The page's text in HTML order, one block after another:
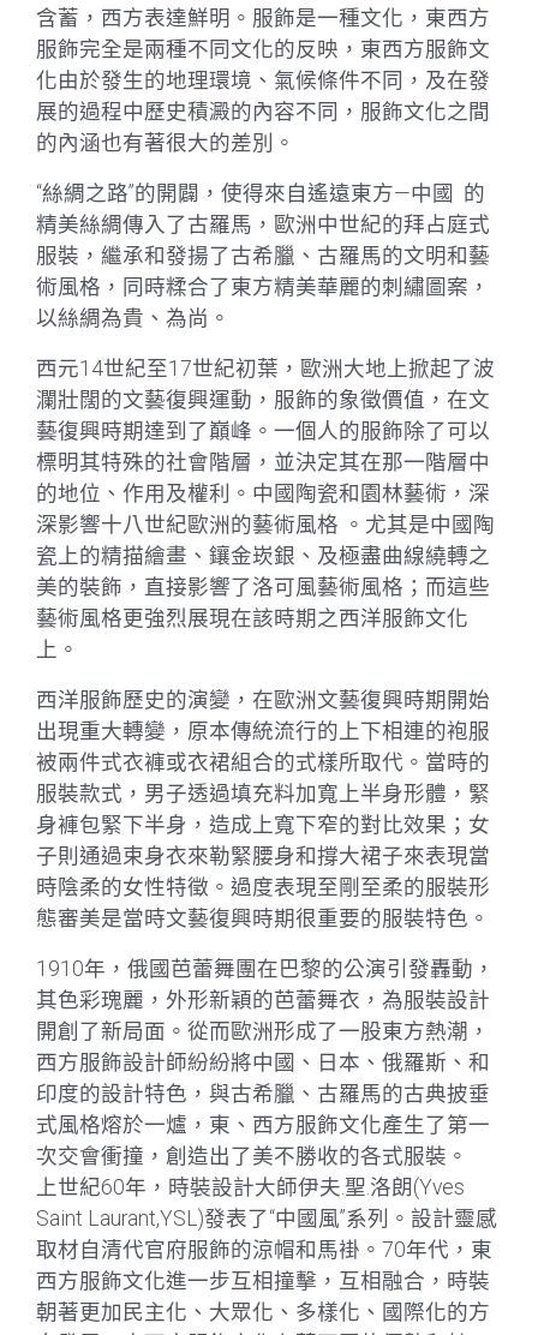
含蓄，西方表達鮮明。服飾是一種文化，東西方
服飾完全是兩種不同文化的反映，東西方服飾文
化由於發生的地理環境、氣候條件不同，及在發
展的過程中歷史積澱的內容不同，服飾文化之間
的內涵也有著很大的差別。
“絲綢之路”的開闢，使得來自遙遠東方—中國 的
精美絲綢傳入了古羅馬，歐洲中世紀的拜占庭式
服裝，繼承和發揚了古希臘、古羅馬的文明和藝
術風格，同時糅合了東方精美華麗的刺繡圖案，
以絲綢為貴、為尚。
西元14世紀至17世紀初葉，歐洲大地上掀起了波
瀾壯闊的文藝復興運動，服飾的象徵價值，在文
藝復興時期達到了巔峰。一個人的服飾除了可以
標明其特殊的社會階層，並決定其在那一階層中
的地位、作用及權利。中國陶瓷和園林藝術，深
深影響十八世紀歐洲的藝術風格 。尤其是中國陶
瓷上的精描繪畫、鑲金崁銀、及極盡曲線繞轉之
美的裝飾，直接影響了洛可風藝術風格；而這些
藝術風格更強烈展現在該時期之西洋服飾文化
上。
西洋服飾歷史的演變，在歐洲文藝復興時期開始
出現重大轉變，原本傳統流行的上下相連的袍服
被兩件式衣褲或衣裙組合的式樣所取代。當時的
服裝款式，男子透過填充料加寬上半身形體，緊
身褲包緊下半身，造成上寬下窄的對比效果；女
子則通過束身衣來勒緊腰身和撐大裙子來表現當
時陰柔的女性特徵。過度表現至剛至柔的服裝形
態審美是當時文藝復興時期很重要的服裝特色。
1910年，俄國芭蕾舞團在巴黎的公演引發轟動，
其色彩瑰麗，外形新穎的芭蕾舞衣，為服裝設計
開創了新局面。從而歐洲形成了一股東方熱潮，
西方服飾設計師紛紛將中國、日本、俄羅斯、和
印度的設計特色，與古希臘、古羅馬的古典披垂
式風格熔於一爐，東、西方服飾文化產生了第一
次交會衝撞，創造出了美不勝收的各式服裝。
上世紀60年，時裝設計大師伊夫.聖.洛朗(Yves
Saint Laurant,YSL)發表了“中國風”系列。設計靈感
取材自清代官府服飾的涼帽和馬褂。70年代，東
西方服飾文化進一步互相撞擊，互相融合，時裝
朝著更加民主化、大眾化、多樣化、國際化的方